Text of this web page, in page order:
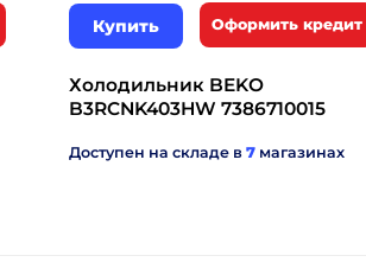
Купить Оформить кредит
Холодильник BEKO
B3RCNK403HW 7386710015
Доступен на складе в 7 магазинах